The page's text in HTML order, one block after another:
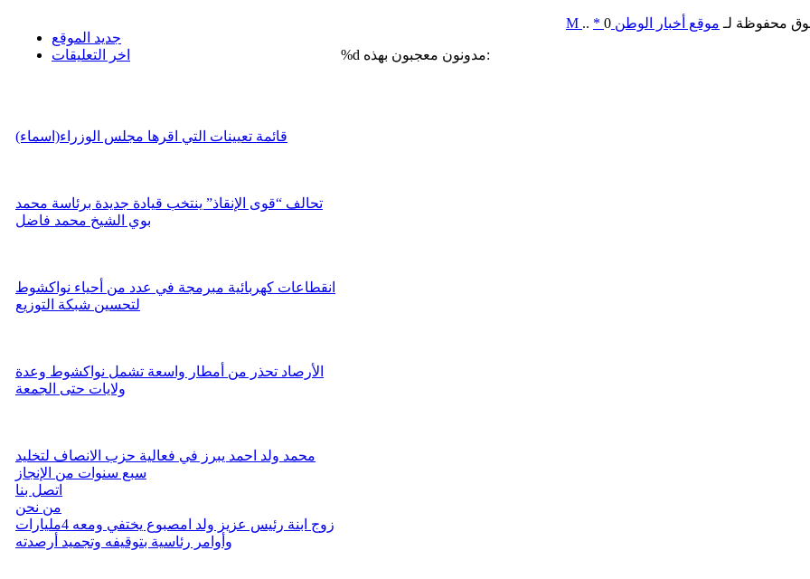
جديد الموقع
اخر التعليقات
قائمة تعيينات التي اقرها مجلس الوزراء(اسماء)
تحالف “قوى الإنقاذ” ينتخب قيادة جديدة برئاسة محمد
بوي الشيخ محمد فاضل
انقطاعات كهربائية مبرمجة في عدد من أحياء نواكشوط
لتحسين شبكة التوزيع
الأرصاد تحذر من أمطار واسعة تشمل نواكشوط وعدة
ولايات حتى الجمعة
محمد ولد احمد يبرز في فعالية حزب الانصاف لتخليد
سبع سنوات من الإنجاز
اتصل بنا
من نحن
زوج ابنة رئيس عزيز ولد امصبوع يختفي ومعه 4مليارات
وأوامر رئاسية بتوقيفه وتجميد أرصدته
M .. * محفوظة لـ موقع أخبار الوطن 0
%d مدونون معجبون بهذه: